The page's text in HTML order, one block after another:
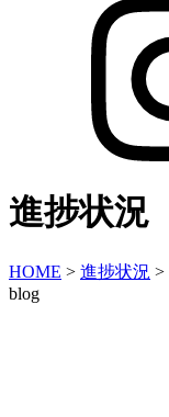
進捗状況
HOME > 進捗状況 >
blog